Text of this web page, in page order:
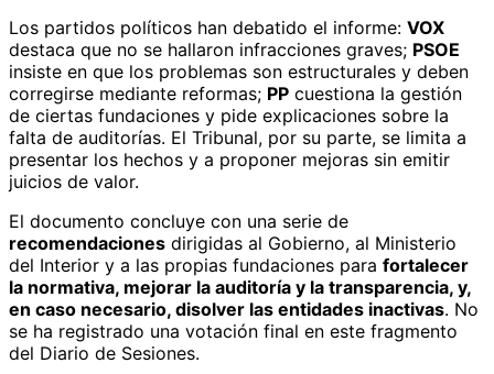
Los partidos políticos han debatido el informe: VOX
destaca que no se hallaron infracciones graves; PSOE
insiste en que los problemas son estructurales y deben
corregirse mediante reformas; PP cuestiona la gestión
de ciertas fundaciones y pide explicaciones sobre la
falta de auditorías. El Tribunal, por su parte, se limita a
presentar los hechos y a proponer mejoras sin emitir
juicios de valor.
El documento concluye con una serie de
recomendaciones dirigidas al Gobierno, al Ministerio
del Interior y a las propias fundaciones para fortalecer
la normativa, mejorar la auditoría y la transparencia, y,
en caso necesario, disolver las entidades inactivas. No
se ha registrado una votación final en este fragmento
del Diario de Sesiones.